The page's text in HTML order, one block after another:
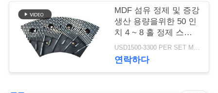
인
을
MDF 섬유 정제 및 증강
생산 용량을위한 50 인
치 4 ~ 8 홀 정제 스테
터 및 로터
USD1500-3300 PER SET MOQ:1 세트
연락하다